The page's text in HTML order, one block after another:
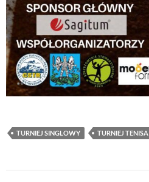
TURNIEJ SINGLOWY TURNIEJ TENISA